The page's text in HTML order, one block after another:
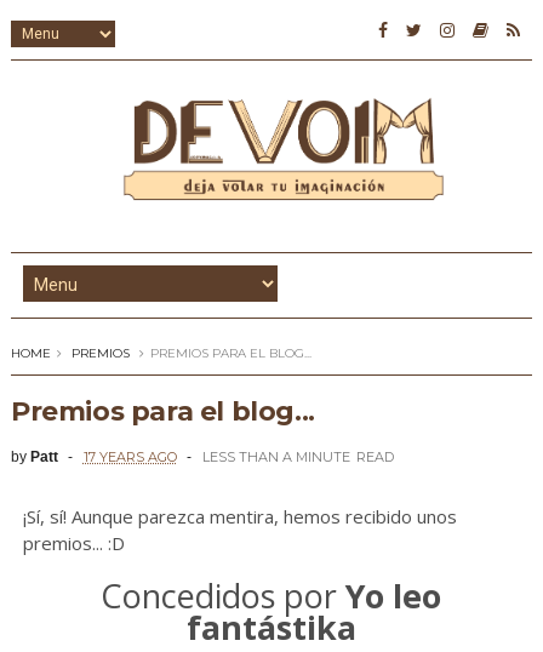
HOME PREMIOS PREMIOS PARA EL BLOG...
Premios para el blog...
by Patt 17 YEARS AGO LESS THAN A MINUTE READ
¡Sí, sí! Aunque parezca mentira, hemos recibido unos
premios... :D
Concedidos porYo leo
fantástika